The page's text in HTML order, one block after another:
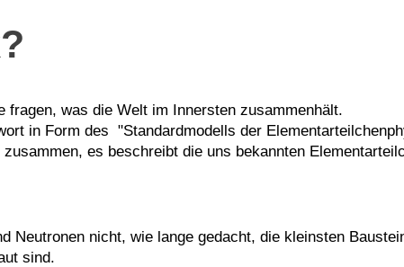
fragen, was die Welt im Innersten zusammenhält.
in Form des "Standardmodells der
es beschreibt die uns bekannten
Neutronen nicht, wie lange gedacht, die kleinsten
sind.